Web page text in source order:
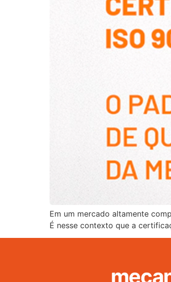
Em um mercado altamente
É nesse contexto que a